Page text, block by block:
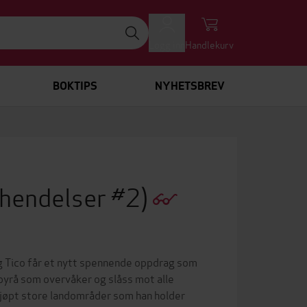
Handlekurv
BOKTIPS NYHETSBREV
#2)
Tico får et nytt spennende oppdrag som
som overvåker og slåss mot alle
store landområder som han holder